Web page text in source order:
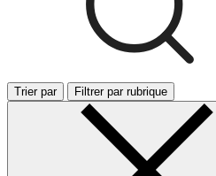
Trier par Filtrer par rubrique